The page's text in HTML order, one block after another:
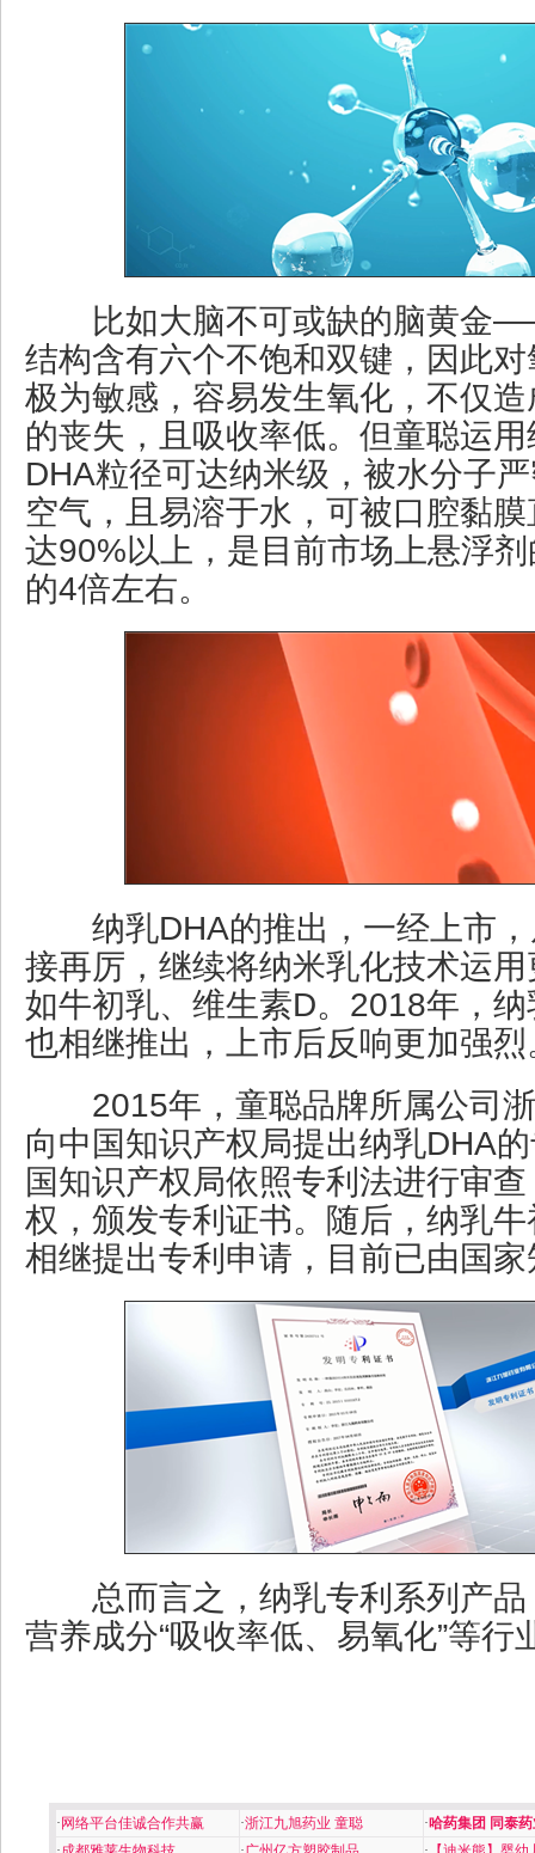
比如大脑不可或缺的脑黄金
结构含有六个不饱和双键，因此
极为敏感，容易发生氧化，不仅
的丧失，且吸收率低。但童聪运
DHA粒径可达纳米级，被水分子
空气，且易溶于水，可被口腔黏
达90%以上，是目前市场上悬浮
的4倍左右。
纳乳DHA的推出，一经上市，
接再厉，继续将纳米乳化技术运
如牛初乳、维生素D。2018年，
也相继推出，上市后反响更加强烈
2015年，童聪品牌所属公司浙
向中国知识产权局提出纳乳DHA
国知识产权局依照专利法进行审
权，颁发专利证书。随后，纳乳
相继提出专利申请，目前已由国
总而言之，纳乳专利系列产品
营养成分“吸收率低、易氧化”等行
· 网络平台佳诚合作共赢 ·浙江九旭药业 童聪 ·哈药集团 同泰